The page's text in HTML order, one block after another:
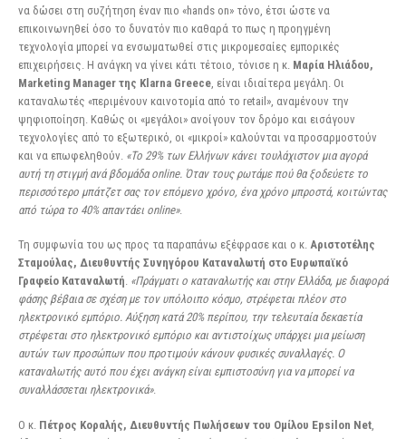
να δώσει στη συζήτηση έναν πιο «hands on» τόνο, έτσι ώστε να
επικοινωνηθεί όσο το δυνατόν πιο καθαρά το πως η προηγμένη
τεχνολογία μπορεί να ενσωματωθεί στις μικρομεσαίες εμπορικές
επιχειρήσεις. Η ανάγκη να γίνει κάτι τέτοιο, τόνισε η κ. Μαρία Ηλιάδου,
Marketing Manager της Klarna Greece , είναι ιδιαίτερα μεγάλη. Οι
καταναλωτές «περιμένουν καινοτομία από το retail», αναμένουν την
ψηφιοποίηση. Καθώς οι «μεγάλοι» ανοίγουν τον δρόμο και εισάγουν
τεχνολογίες από το εξωτερικό, οι «μικροί» καλούνται να προσαρμοστούν
και να επωφεληθούν. «Το 29% των Ελλήνων κάνει τουλάχιστον μια αγορά
αυτή τη στιγμή ανά βδομάδα online. Όταν τους ρωτάμε πού θα ξοδεύετε το
περισσότερο μπάτζετ σας τον επόμενο χρόνο, ένα χρόνο μπροστά, κοιτώντας
από τώρα το 40% απαντάει online».
Τη συμφωνία του ως προς τα παραπάνω εξέφρασε και ο κ. Αριστοτέλης
Σταμούλας, Διευθυντής Συνηγόρου Καταναλωτή στο Ευρωπαϊκό
Γραφείο Καταναλωτή. «Πράγματι ο καταναλωτής και στην Ελλάδα, με διαφορά
φάσης βέβαια σε σχέση με τον υπόλοιπο κόσμο, στρέφεται πλέον στο
ηλεκτρονικό εμπόριο. Αύξηση κατά 20% περίπου, την τελευταία δεκαετία
στρέφεται στο ηλεκτρονικό εμπόριο και αντιστοίχως υπάρχει μια μείωση
αυτών των προσώπων που προτιμούν κάνουν φυσικές συναλλαγές. Ο
καταναλωτής αυτό που έχει ανάγκη είναι εμπιστοσύνη για να μπορεί να
συναλλάσσεται ηλεκτρονικά».
Ο κ. Πέτρος Κοραλής, Διευθυντής Πωλήσεων του Ομίλου Epsilon Net